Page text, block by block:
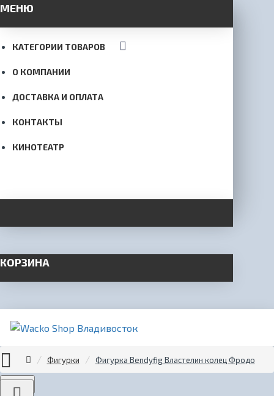
МЕНЮ
КАТЕГОРИИ ТОВАРОВ
О КОМПАНИИ
ДОСТАВКА И ОПЛАТА
КОНТАКТЫ
КИНОТЕАТР
КОРЗИНА
Menu
Фигурки Фигурка Bendyfig Властелин колец Фродо